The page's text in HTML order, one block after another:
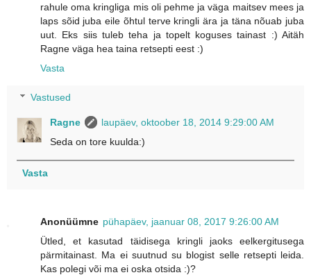
rahule oma kringliga mis oli pehme ja väga maitsev mees ja
laps sõid juba eile õhtul terve kringli ära ja täna nõuab juba
uut. Eks siis tuleb teha ja topelt koguses tainast :) Aitäh
Ragne väga hea taina retsepti eest :)
Vasta
Vastused
Ragne
laupäev, oktoober 18, 2014 9:29:00 AM
Seda on tore kuulda:)
Vasta
Anonüümne pühapäev, jaanuar 08, 2017 9:26:00 AM
Ütled, et kasutad täidisega kringli jaoks eelkergitusega
pärmitainast. Ma ei suutnud su blogist selle retsepti leida.
Kas polegi või ma ei oska otsida :)?